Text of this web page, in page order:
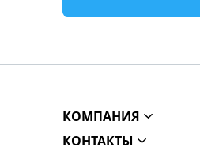
КОМПАНИЯ
КОНТАКТЫ